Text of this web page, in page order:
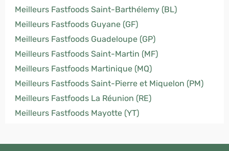
Meilleurs Fastfoods Saint-Barthélemy (BL)
Meilleurs Fastfoods Guyane (GF)
Meilleurs Fastfoods Guadeloupe (GP)
Meilleurs Fastfoods Saint-Martin (MF)
Meilleurs Fastfoods Martinique (MQ)
Meilleurs Fastfoods Saint-Pierre et Miquelon (PM)
Meilleurs Fastfoods La Réunion (RE)
Meilleurs Fastfoods Mayotte (YT)